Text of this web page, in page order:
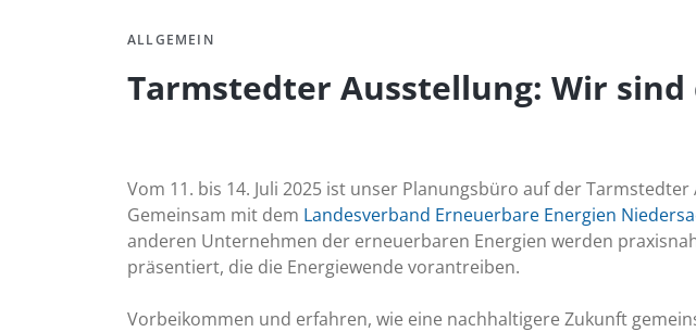
ALLGEMEIN
Tarmstedter Ausstellung: Wir sind
Vom 11. bis 14. Juli 2025 ist unser Planungsbüro auf der
Gemeinsam mit dem Landesverband Erneuerbare Energien
anderen Unternehmen der erneuerbaren Energien werden
präsentiert, die die Energiewende vorantreiben.
Vorbeikommen und erfahren, wie eine nachhaltigere Zukunft